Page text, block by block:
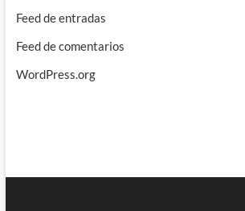
Feed de entradas
Feed de comentarios
WordPress.org